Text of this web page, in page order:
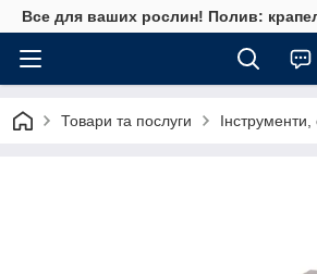
Все для ваших рослин! Полив:
Товари та послуги